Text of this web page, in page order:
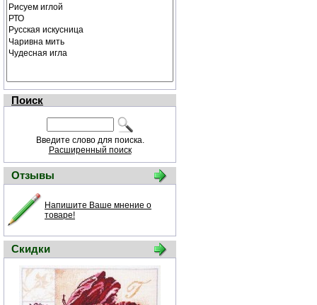
Поиск
Введите слово для поиска.
Расширенный поиск
Отзывы
Напишите Ваше мнение о
товаре!
Скидки